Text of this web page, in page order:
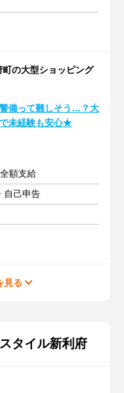
の大型ショッピング
警備って難しそう…？大
未経験も安心★
額支給
自己申告
見る
タイル新利府